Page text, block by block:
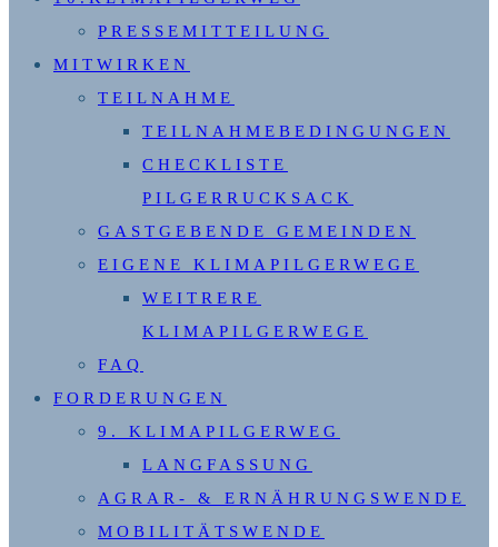
PRESSEMITTEILUNG
MITWIRKEN
TEILNAHME
TEILNAHMEBEDINGUNGEN
CHECKLISTE
PILGERRUCKSACK
GASTGEBENDE GEMEINDEN
EIGENE KLIMAPILGERWEGE
WEITRERE
KLIMAPILGERWEGE
FAQ
FORDERUNGEN
9. KLIMAPILGERWEG
LANGFASSUNG
AGRAR- & ERNÄHRUNGSWENDE
MOBILITÄTSWENDE